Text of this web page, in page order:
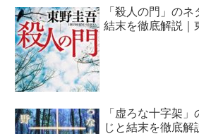
「殺人の門」の
結末を徹底解説｜
「虚ろな十字架
じと結末を徹底解